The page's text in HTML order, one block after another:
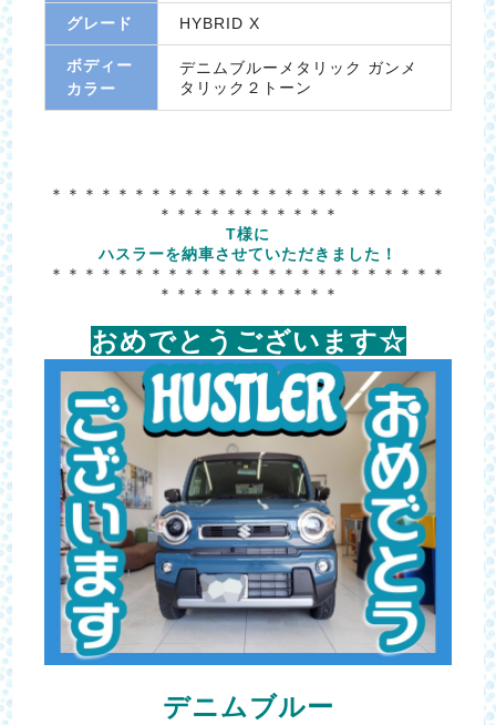
グレード HYBRID X
ボディー
カラー
デニムブルーメタリック ガンメ
タリック２トーン
＊＊＊＊＊＊＊＊＊＊＊＊＊＊＊＊＊＊＊＊＊＊＊＊
＊＊＊＊＊＊＊＊＊＊＊
T様に
ハスラーを納車させていただきました！
＊＊＊＊＊＊＊＊＊＊＊＊＊＊＊＊＊＊＊＊＊＊＊＊
＊＊＊＊＊＊＊＊＊＊＊
おめでとうございます☆
デニムブルー